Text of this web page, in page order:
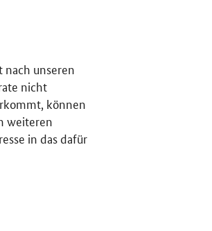
nach unseren
nicht
können
weiteren
in das dafür